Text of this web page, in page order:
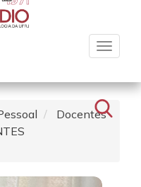
Toggle
Docentes